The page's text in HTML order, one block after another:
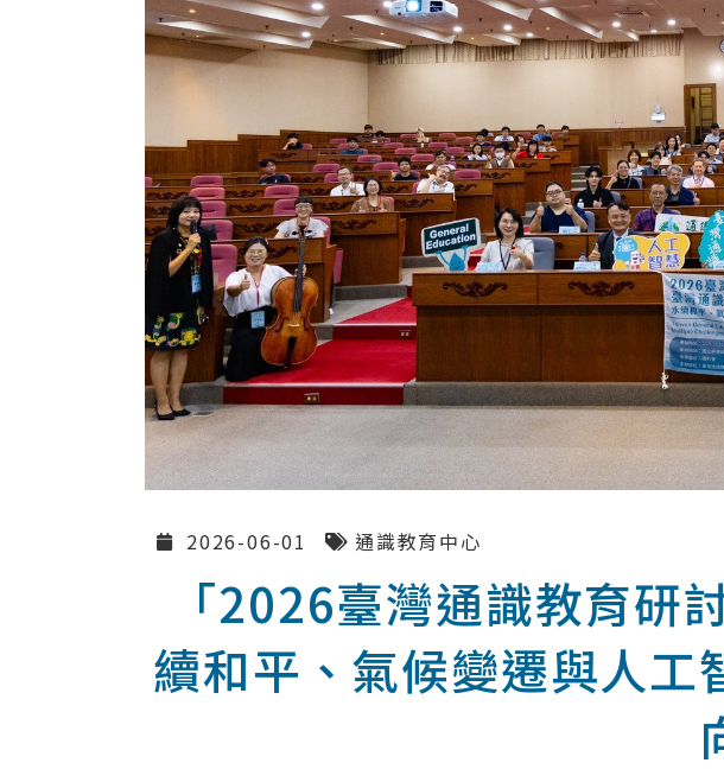
2026-06-01 通識教育中心
「2026臺灣通識教育研
續和平、氣候變遷與人工